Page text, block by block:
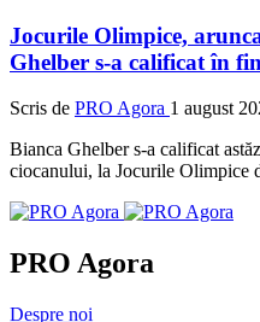
Jocurile Olimpice,
Ghelber s-a calificat în
Scris de PRO Agora 1 august
Bianca Ghelber s-a calificat
ciocanului, la Jocurile Olimpice
PRO Agora
Despre noi